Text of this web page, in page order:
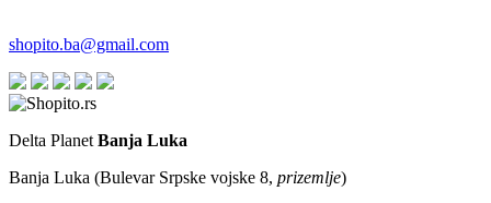
shopito.ba@gmail.com
Delta Planet Banja Luka
Banja Luka (Bulevar Srpske vojske 8, prizemlje)